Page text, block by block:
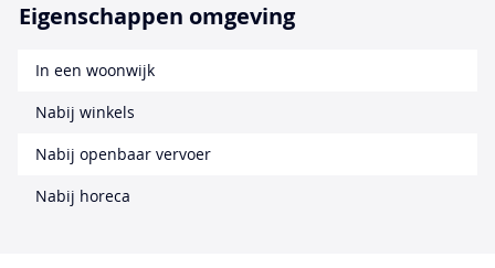
Eigenschappen omgeving
In een woonwijk
Nabij winkels
Nabij openbaar vervoer
Nabij horeca